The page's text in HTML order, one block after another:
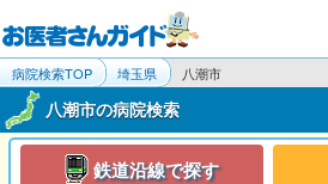
病院検索TOP 埼玉県 八潮市
八潮市の病院検索
鉄道沿線で探す